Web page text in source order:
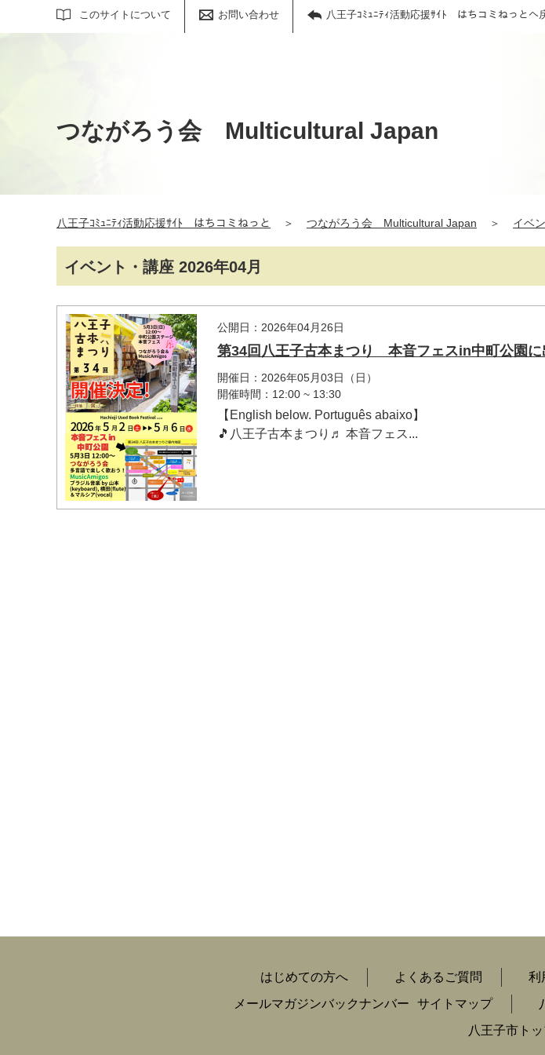
このサイトについて お問い合わせ 八王子ｺﾐｭﾆﾃｨ活動応援ｻｲﾄ はちコミねっとへ
サイト内検索
つながろう会 Multicultural Japan
八王子ｺﾐｭﾆﾃｨ活動応援ｻｲﾄ はちコミねっと ＞ つながろう会 Multicultural Japan ＞ イベ
イベント・講座 2026年04月
公開日：2026年04月26日
第34回八王子古本まつり 本音フェスin中町公園に
開催日：2026年05月03日（日）
開催時間：12:00 ~ 13:30
【English below. Português abaixo】
🎵八王子古本まつり♬ 本音フェス...
はじめての方へ よくあるご質問 利
メールマガジンバックナンバー
サイトマップ
八王子市ト